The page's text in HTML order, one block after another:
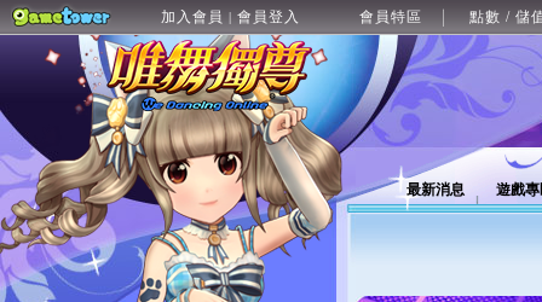
加入會員 | 會員登入 會員特區 點數 / 儲
最新消息 遊戲